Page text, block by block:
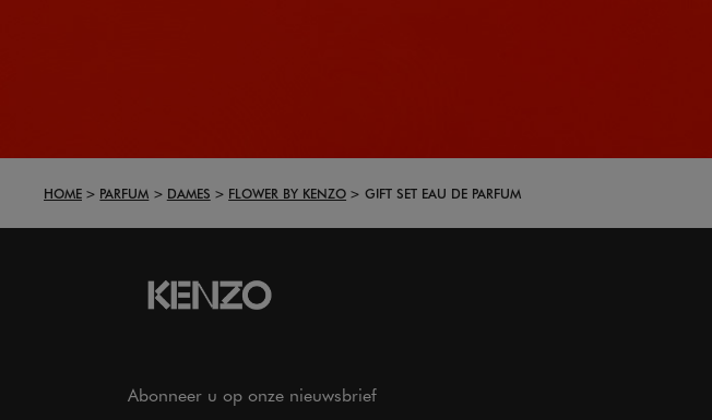
HOME PARFUM DAMES FLOWER BY KENZO GIFT SET EAU DE PARFUM
Abonneer u op onze nieuwsbrief